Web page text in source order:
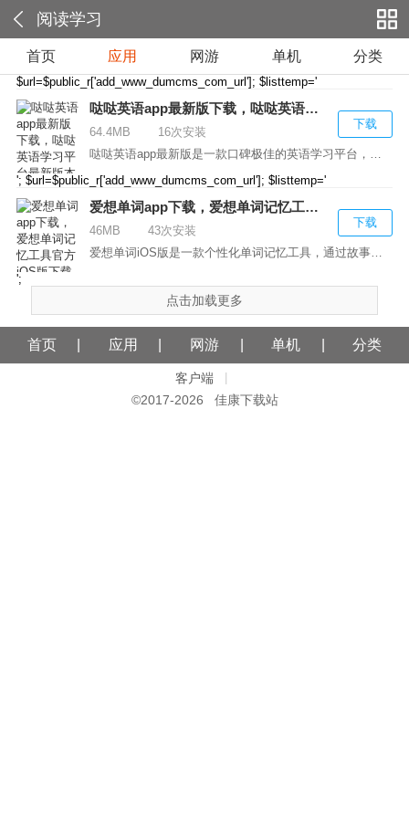
阅读学习
首页 应用 网游 单机 分类
$url=$public_r['add_www_dumcms_com_url']; $listtemp='
哒哒英语app最新版下载，哒哒英语学习平台最新版本
64.4MB
16次安装
哒哒英语app最新版是一款口碑极佳的英语学习平台，在...
下载
'; $url=$public_r['add_www_dumcms_com_url']; $listtemp='
爱想单词app下载，爱想单词记忆工具官方iOS版下载
46MB
43次安装
爱想单词iOS版是一款个性化单词记忆工具，通过故事场...
下载
';
点击加载更多
首页 应用 网游 单机 分类
客户端
©2017-2026 佳康下载站